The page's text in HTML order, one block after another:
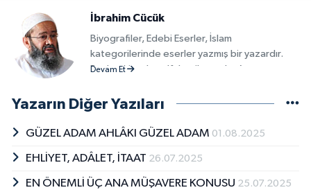
İbrahim Cücük
Biyografiler, Edebi Eserler, İslam
kategorilerinde eserler yazmış bir yazardır.
Başlıca kitapları alfabetik sırayla; Ayet ve
Hadislerle Peygamberimiz, Kamil
Mü&#039;min Olmak İsteyenlere Rehber
olarak sayılabilir.
Devam Et
Yazarın Diğer Yazıları
GÜZEL ADAM AHLÂKI GÜZEL ADAM 01.08.2025
EHLİYET, ADÂLET, İTAAT 26.07.2025
EN ÖNEMLİ ÜÇ ANA MÜŞAVERE KONUSU 25.07.2025